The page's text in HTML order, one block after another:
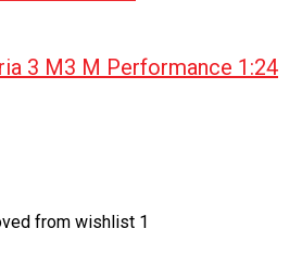
3 M3 M Performance 1:24
from wishlist 1